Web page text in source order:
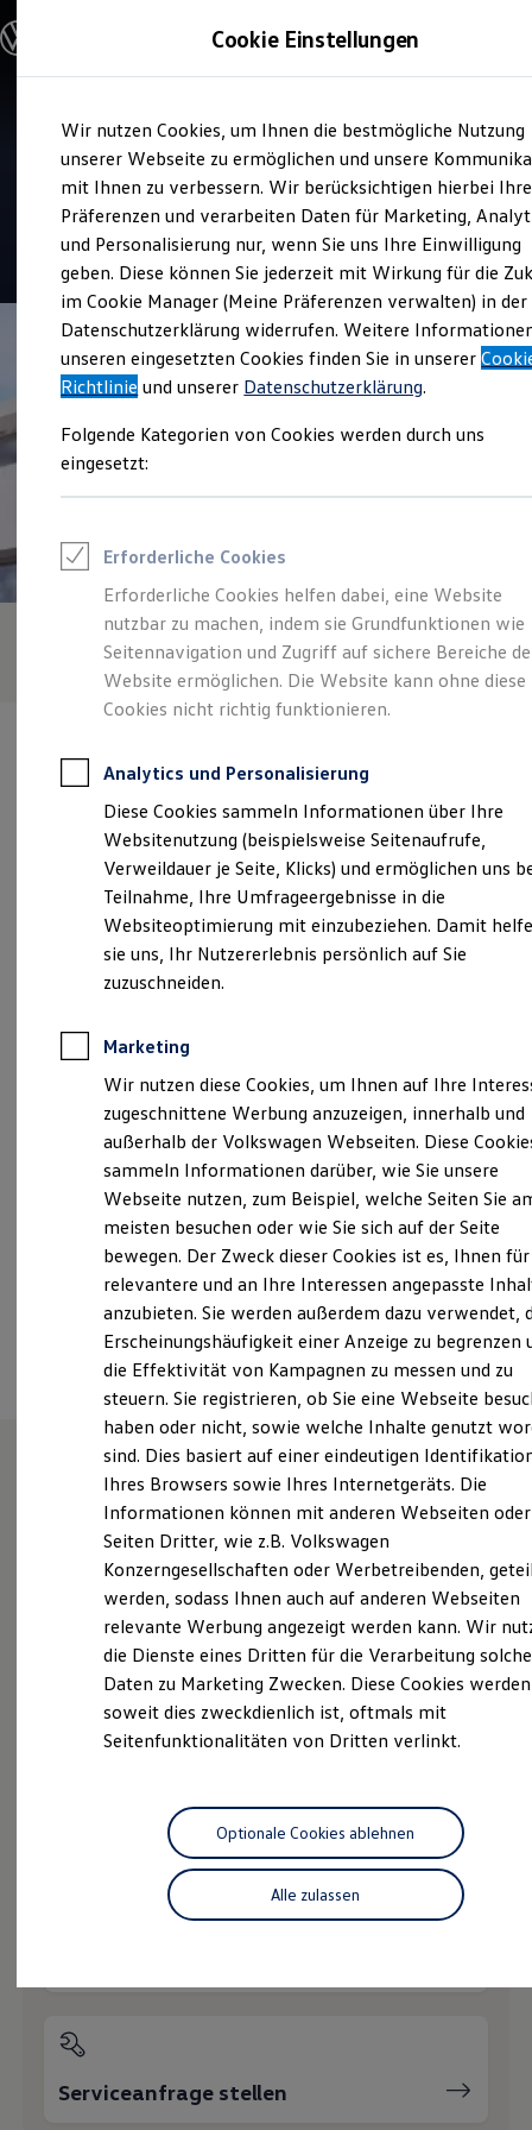
Hauptinhalt
springen
Footer
springen
Modelle und Konfigurator
Modelle vergleichen
Elektroautos
ENERGY Sondermodelle
Nutzfahrzeuge
SUV und CUV
Familienautos
Kombis
Kompaktwagen
Sportwagen
Schnell verfügbare Fahrzeuge
Angebote und Produkte
Aktuelle Angebote
E-Auto-Förderung
Volkswagen Marktplatz
Junge Gebrauchtwagen und Gebrauchtwagen
Volkswagen Zertifizierte Gebrauchtwagen
Zubehör- und Serviceangebote
Leasing
Leasing-Angebote
Gebrauchtwagen Leasing
Junge Gebrauchtwagen-Leasing
Elektroauto Leasing
Kleinwagen-Leasing
Leasing ohne Anzahlung
Finanzierung
Kfz-Versicherung
Restschuldversicherungen
Garantien
Wartungsverträge
Geschäftskunden
Professional Class bei Volkswagen
Großkunden
Behörden
Direktkunden
Sonderfahrzeuge
Anpfiff zum Gewinn
Elektroautos
ID. Tutorials
Elektrofahrzeugkonzepte
Reichweite
Reichweite der ID. Modelle
Reichweite im Winter
Laden
Laden unterwegs
Laden Zuhause
Ladestationen finden
Ladezeitensimulator
Batterie
Sicherheit
Garantie und Lebensdauer
Nachhaltigkeit
Technologie
Kosten und Kauf
Verbrauchskosten
Kaufoptionen
E-Auto-Förderung
Software und Konnektivität
ID. Software Versionen und Updates
Digitale Extras
Schnittstellen zu Ihrem ID.
Hybridautos
Marke und Erlebnis
Volkswagen R und R Experience
R-Modelle
Driving Experience
Volkswagen entdecken
Lifestyle Shop
T-Roc Kollektion
Golf Kollektion
ID. Kollektion
Volkswagen Kollektion
R-Kollektion
Service und Ersatzteile
Inspektion und HU/AU
Verkauf und Service
RK Autowelt Rinke und
Knipps
4.8|188 Bewertungen
Rinke & Knipps GmbH (Impressum & Rechtliches)
info@rk-autowelt.de
+49 2921 36530
Montag Freitag 07:30 18:00
Samstag
08:00-12:00 Uhr
Sonntag
Geschlossen
Ansprechpartner
Wie können wir
Ihnen weiterhelfen?
Probefahrt vereinbaren
Fahrzeugangebot anfordern
Serviceanfrage stellen
Cookie Einstellungen
Wir nutzen Cookies, um Ihnen die bestmögliche Nutzung
unserer Webseite zu ermöglichen und unsere
mit Ihnen zu verbessern. Wir berücksichtigen hierbei Ihre
Präferenzen und verarbeiten Daten für Marketing,
und Personalisierung nur, wenn Sie uns Ihre Einwilligung
geben. Diese können Sie jederzeit mit Wirkung für die
im Cookie Manager (Meine Präferenzen verwalten) in der
Datenschutzerklärung widerrufen. Weitere
unseren eingesetzten Cookies finden Sie in unserer
Richtlinie und unserer Datenschutzerklärung.
Folgende Kategorien von Cookies werden durch uns
eingesetzt:
Erforderliche Cookies
Erforderliche Cookies helfen dabei, eine Website
nutzbar zu machen, indem sie Grundfunktionen wie
Seitennavigation und Zugriff auf sichere Bereiche
Website ermöglichen. Die Website kann ohne diese
Cookies nicht richtig funktionieren.
Analytics und Personalisierung
Diese Cookies sammeln Informationen über Ihre
Websitenutzung (beispielsweise Seitenaufrufe,
Verweildauer je Seite, Klicks) und ermöglichen uns
Teilnahme, Ihre Umfrageergebnisse in die
Websiteoptimierung mit einzubeziehen. Damit
sie uns, Ihr Nutzererlebnis persönlich auf Sie
zuzuschneiden.
Marketing
Wir nutzen diese Cookies, um Ihnen auf Ihre
zugeschnittene Werbung anzuzeigen, innerhalb und
außerhalb der Volkswagen Webseiten. Diese
sammeln Informationen darüber, wie Sie unsere
Webseite nutzen, zum Beispiel, welche Seiten Sie
meisten besuchen oder wie Sie sich auf der Seite
bewegen. Der Zweck dieser Cookies ist es, Ihnen für
relevantere und an Ihre Interessen angepasste
anzubieten. Sie werden außerdem dazu verwendet,
Erscheinungshäufigkeit einer Anzeige zu begrenzen
die Effektivität von Kampagnen zu messen und zu
steuern. Sie registrieren, ob Sie eine Webseite
haben oder nicht, sowie welche Inhalte genutzt
sind. Dies basiert auf einer eindeutigen
Ihres Browsers sowie Ihres Internetgeräts. Die
Informationen können mit anderen Webseiten oder
Seiten Dritter, wie z.B. Volkswagen
Konzerngesellschaften oder Werbetreibenden,
werden, sodass Ihnen auch auf anderen Webseiten
relevante Werbung angezeigt werden kann. Wir
die Dienste eines Dritten für die Verarbeitung
Daten zu Marketing Zwecken. Diese Cookies
soweit dies zweckdienlich ist, oftmals mit
Seitenfunktionalitäten von Dritten verlinkt.
Alle zulassen
Optionale Cookies ablehnen